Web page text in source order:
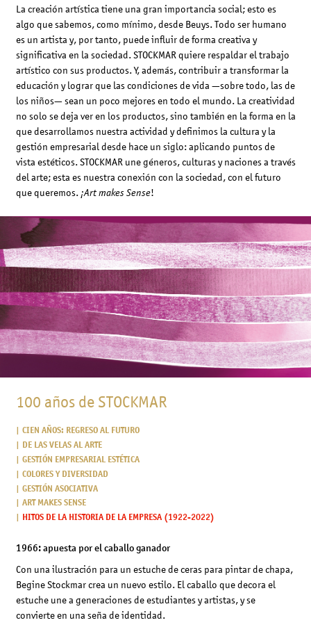
La creación artística tiene una gran importancia social; esto es
algo que sabemos, como mínimo, desde Beuys. Todo ser humano
es un artista y, por tanto, puede influir de forma creativa y
significativa en la sociedad. STOCKMAR quiere respaldar el trabajo
artístico con sus productos. Y, además, contribuir a transformar la
educación y lograr que las condiciones de vida —sobre todo, las de
los niños— sean un poco mejores en todo el mundo. La creatividad
no solo se deja ver en los productos, sino también en la forma en la
que desarrollamos nuestra actividad y definimos la cultura y la
gestión empresarial desde hace un siglo: aplicando puntos de
vista estéticos. STOCKMAR une géneros, culturas y naciones a través
del arte; esta es nuestra conexión con la sociedad, con el futuro
que queremos. ¡Art makes Sense!
100 años de STOCKMAR
CIEN AÑOS: REGRESO AL FUTURO
DE LAS VELAS AL ARTE
GESTIÓN EMPRESARIAL ESTÉTICA
COLORES Y DIVERSIDAD
GESTIÓN ASOCIATIVA
ART MAKES SENSE
HITOS DE LA HISTORIA DE LA EMPRESA (1922-2022)
1966: apuesta por el caballo ganador
Con una ilustración para un estuche de ceras para pintar de chapa,
Begine Stockmar crea un nuevo estilo. El caballo que decora el
estuche une a generaciones de estudiantes y artistas, y se
convierte en una seña de identidad.